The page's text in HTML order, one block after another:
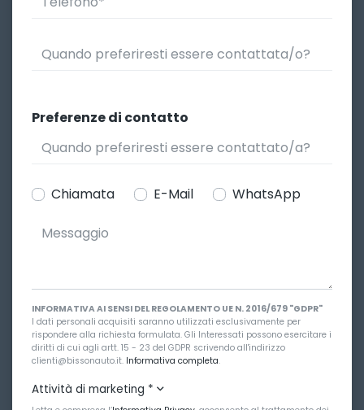
Preferenze di contatto
Chiamata E-Mail WhatsApp
INFORMATIVA AI SENSI DEL REGOLAMENTO UE N. 2016/679 "GDPR"
I dati personali acquisiti saranno utilizzati esclusivamente per
rispondere alla richiesta formulata. Gli Interessati possono esercitare i
diritti di cui agli artt. 15 - 23 del GDPR scrivendo all'indirizzo
clienti@bissonauto.it. Informativa completa.
Attività di marketing *